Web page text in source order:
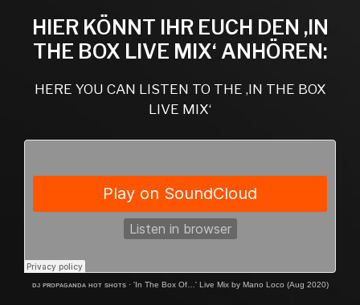
HIER KÖNNT IHR EUCH DEN ‚IN
THE BOX LIVE MIX‘ ANHÖREN:
HERE YOU CAN LISTEN TO THE ‚IN THE BOX
LIVE MIX‘
ᴅᴊ ᴘʀᴏᴘᴀɢᴀɴᴅᴀ ʜᴏᴛ sʜᴏᴛs· 'In The Box Of…' Live Mix by Mano Loco (Aug 2020)